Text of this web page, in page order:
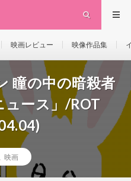
映画レビュー 映像作品集
瞳の中の暗殺者
ュース」/ROT
映画